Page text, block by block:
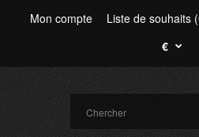
Mon compte Liste de souhaits
€